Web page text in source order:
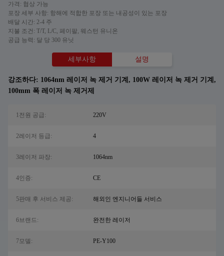
가격: 협상 가능
포장 세부 사항: 항해에 적합한 포장 또는 내공성이 있는 포장
배달 시간: 2-4 주
지불 조건: T/T, L/C, 페이팔, 웨스턴 유니온
공급 능력: 달 당 300 유닛
세부사항 설명
강조하다: 1064nm 레이저 녹 제거 기계 , 100W 레이저 녹 제거 기계 ,
100mm 폭 레이저 녹 제거제
1전원 공급: 220V
2레이저 등급: 4
3레이저 파장: 1064nm
4인증: CE
5판매 후 서비스 제공: 해외인 엔지니어들 서비스
6브랜드: 완전한 레이저
7모델: PE-Y100